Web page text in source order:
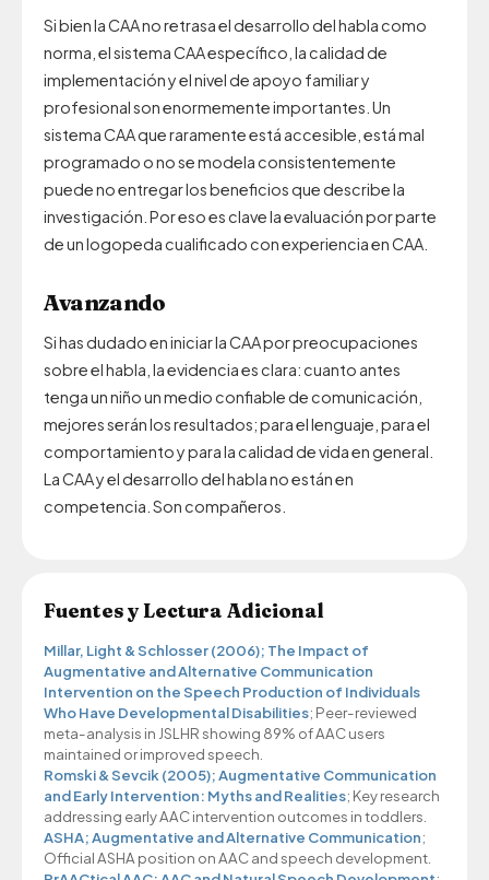
Si bien la CAA no retrasa el desarrollo del habla como
norma, el sistema CAA específico, la calidad de
implementación y el nivel de apoyo familiar y
profesional son enormemente importantes. Un
sistema CAA que raramente está accesible, está mal
programado o no se modela consistentemente
puede no entregar los beneficios que describe la
investigación. Por eso es clave la evaluación por parte
de un logopeda cualificado con experiencia en CAA.
Avanzando
Si has dudado en iniciar la CAA por preocupaciones
sobre el habla, la evidencia es clara: cuanto antes
tenga un niño un medio confiable de comunicación,
mejores serán los resultados; para el lenguaje, para el
comportamiento y para la calidad de vida en general.
La CAA y el desarrollo del habla no están en
competencia. Son compañeros.
Fuentes y Lectura Adicional
Millar, Light & Schlosser (2006); The Impact of
Augmentative and Alternative Communication
Intervention on the Speech Production of Individuals
Who Have Developmental Disabilities; Peer-reviewed
meta-analysis in JSLHR showing 89% of AAC users
maintained or improved speech.
Romski & Sevcik (2005); Augmentative Communication
and Early Intervention: Myths and Realities; Key research
addressing early AAC intervention outcomes in toddlers.
ASHA; Augmentative and Alternative Communication;
Official ASHA position on AAC and speech development.